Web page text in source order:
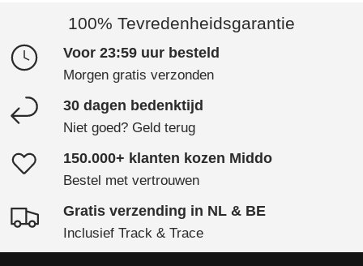
100% Tevredenheidsgarantie
Voor 23:59 uur besteld
Morgen gratis verzonden
30 dagen bedenktijd
Niet goed? Geld terug
150.000+ klanten kozen Middo
Bestel met vertrouwen
Gratis verzending in NL & BE
Inclusief Track & Trace